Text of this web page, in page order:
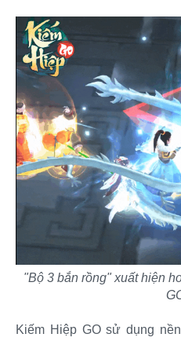
"Bộ 3 bắn rồng" xuất hiện
Kiếm Hiệp GO sử dụng